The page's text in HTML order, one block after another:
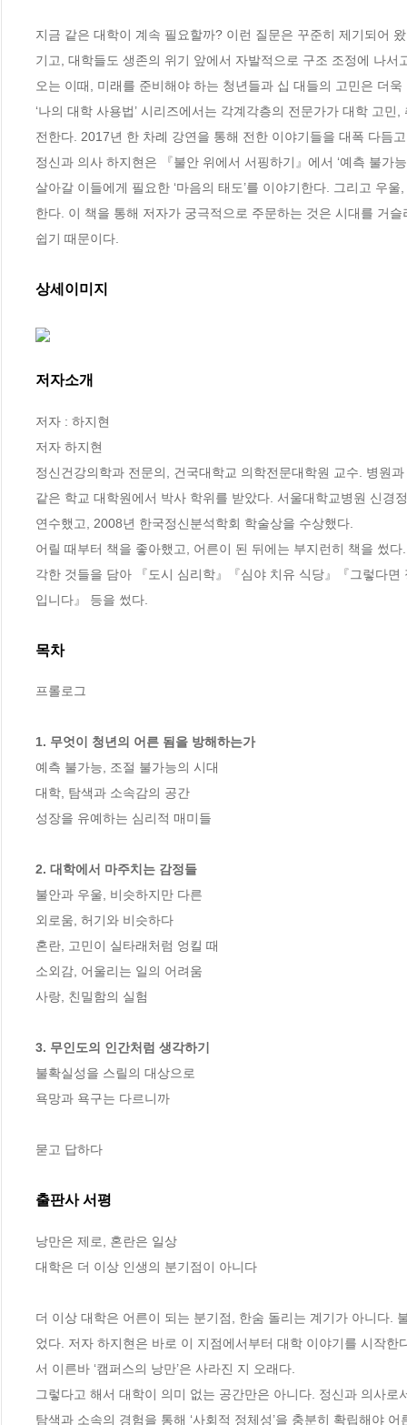
지금 같은 대학이 계속 필요할까? 이런 질문은 꾸준히 제기되어
기고, 대학들도 생존의 위기 앞에서 자발적으로 구조 조정에 나서
오는 이때, 미래를 준비해야 하는 청년들과 십 대들의 고민은 더
‘나의 대학 사용법’ 시리즈에서는 각계각층의 전문가가 대학 고
전한다. 2017년 한 차례 강연을 통해 전한 이야기들을 대폭 다듬
정신과 의사 하지현은 『불안 위에서 서핑하기』에서 ‘예측 불가
살아갈 이들에게 필요한 ‘마음의 태도’를 이야기한다. 그리고 우
한다. 이 책을 통해 저자가 궁극적으로 주문하는 것은 시대를 거
쉽기 때문이다.
상세이미지
저자소개
저자 : 하지현
저자 하지현
정신건강의학과 전문의, 건국대학교 의학전문대학원 교수. 병원
같은 학교 대학원에서 박사 학위를 받았다. 서울대학교병원 신경
연수했고, 2008년 한국정신분석학회 학술상을 수상했다.
어릴 때부터 책을 좋아했고, 어른이 된 뒤에는 부지런히 책을 썼
각한 것들을 담아 『도시 심리학』『심야 치유 식당』『그렇다
입니다』 등을 썼다.
목차
프롤로그
1. 무엇이 청년의 어른 됨을 방해하는가
예측 불가능, 조절 불가능의 시대
대학, 탐색과 소속감의 공간
성장을 유예하는 심리적 매미들
2. 대학에서 마주치는 감정들
불안과 우울, 비슷하지만 다른
외로움, 허기와 비슷하다
혼란, 고민이 실타래처럼 엉킬 때
소외감, 어울리는 일의 어려움
사랑, 친밀함의 실험
3. 무인도의 인간처럼 생각하기
불확실성을 스릴의 대상으로
욕망과 욕구는 다르니까
묻고 답하다
출판사 서평
낭만은 제로, 혼란은 일상
대학은 더 이상 인생의 분기점이 아니다
더 이상 대학은 어른이 되는 분기점, 한숨 돌리는 계기가 아니다.
었다. 저자 하지현은 바로 이 지점에서부터 대학 이야기를 시작
서 이른바 ‘캠퍼스의 낭만’은 사라진 지 오래다.
그렇다고 해서 대학이 의미 없는 공간만은 아니다. 정신과 의사
탐색과 소속의 경험을 통해 ‘사회적 정체성’을 충분히 확립해야